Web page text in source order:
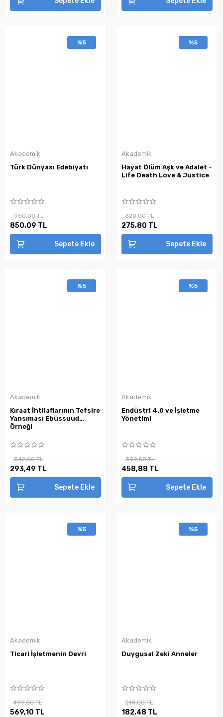
%5
Akademik
Türk Dünyası Edebiyatı
950,00 TL
850,09 TL
Sepete Ekle
%5
Akademik
Hayat Ölüm Aşk ve Adalet -
Life Death Love & Justice
320,00 TL
275,80 TL
Sepete Ekle
%5
Akademik
Kıraat İhtilaflarının Tefsire
Yansıması Ebüssuud
Örneği
342,00 TL
293,49 TL
Sepete Ekle
%5
Akademik
Endüstri 4.0 ve İşletme
Yönetimi
399,50 TL
458,88 TL
Sepete Ekle
%5
Akademik
Ticari İşletmenin Devri
499,50 TL
569,10 TL
%5
Akademik
Duygusal Zeki Anneler
218,00 TL
182,48 TL